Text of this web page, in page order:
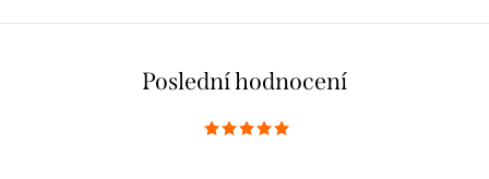
Poslední hodnocení